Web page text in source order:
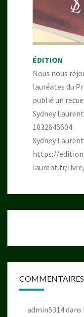
ÉDITION
Nous nous
lauréates du
publié un
Sydney
1032645604
Sydney
https://
laurent.fr/
COMMENTAIRES
admin5314dans